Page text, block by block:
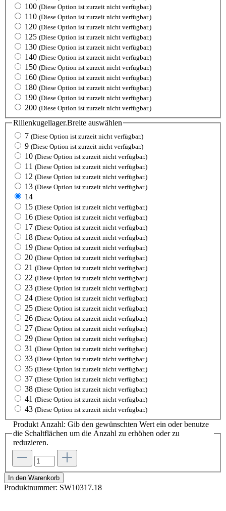
100 (Diese Option ist zurzeit nicht verfügbar.)
110 (Diese Option ist zurzeit nicht verfügbar.)
120 (Diese Option ist zurzeit nicht verfügbar.)
125 (Diese Option ist zurzeit nicht verfügbar.)
130 (Diese Option ist zurzeit nicht verfügbar.)
140 (Diese Option ist zurzeit nicht verfügbar.)
150 (Diese Option ist zurzeit nicht verfügbar.)
160 (Diese Option ist zurzeit nicht verfügbar.)
180 (Diese Option ist zurzeit nicht verfügbar.)
190 (Diese Option ist zurzeit nicht verfügbar.)
200 (Diese Option ist zurzeit nicht verfügbar.)
Rillenkugellager.Breite auswählen
7 (Diese Option ist zurzeit nicht verfügbar.)
9 (Diese Option ist zurzeit nicht verfügbar.)
10 (Diese Option ist zurzeit nicht verfügbar.)
11 (Diese Option ist zurzeit nicht verfügbar.)
12 (Diese Option ist zurzeit nicht verfügbar.)
13 (Diese Option ist zurzeit nicht verfügbar.)
14
15 (Diese Option ist zurzeit nicht verfügbar.)
16 (Diese Option ist zurzeit nicht verfügbar.)
17 (Diese Option ist zurzeit nicht verfügbar.)
18 (Diese Option ist zurzeit nicht verfügbar.)
19 (Diese Option ist zurzeit nicht verfügbar.)
20 (Diese Option ist zurzeit nicht verfügbar.)
21 (Diese Option ist zurzeit nicht verfügbar.)
22 (Diese Option ist zurzeit nicht verfügbar.)
23 (Diese Option ist zurzeit nicht verfügbar.)
24 (Diese Option ist zurzeit nicht verfügbar.)
25 (Diese Option ist zurzeit nicht verfügbar.)
26 (Diese Option ist zurzeit nicht verfügbar.)
27 (Diese Option ist zurzeit nicht verfügbar.)
29 (Diese Option ist zurzeit nicht verfügbar.)
31 (Diese Option ist zurzeit nicht verfügbar.)
33 (Diese Option ist zurzeit nicht verfügbar.)
35 (Diese Option ist zurzeit nicht verfügbar.)
37 (Diese Option ist zurzeit nicht verfügbar.)
38 (Diese Option ist zurzeit nicht verfügbar.)
41 (Diese Option ist zurzeit nicht verfügbar.)
43 (Diese Option ist zurzeit nicht verfügbar.)
Produkt Anzahl: Gib den gewünschten Wert ein oder benutze
die Schaltflächen um die Anzahl zu erhöhen oder zu
reduzieren.
In den Warenkorb
Produktnummer: SW10317.18